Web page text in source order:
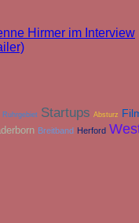
Hirmer im Interview
Ruhrgebiet Startups Absturz
Breitband Herford